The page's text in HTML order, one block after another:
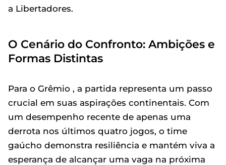
a Libertadores.
O Cenário do Confronto: Ambições e
Formas Distintas
Para o Grêmio , a partida representa um passo
crucial em suas aspirações continentais. Com
um desempenho recente de apenas uma
derrota nos últimos quatro jogos, o time
gaúcho demonstra resiliência e mantém viva a
esperança de alcançar uma vaga na próxima